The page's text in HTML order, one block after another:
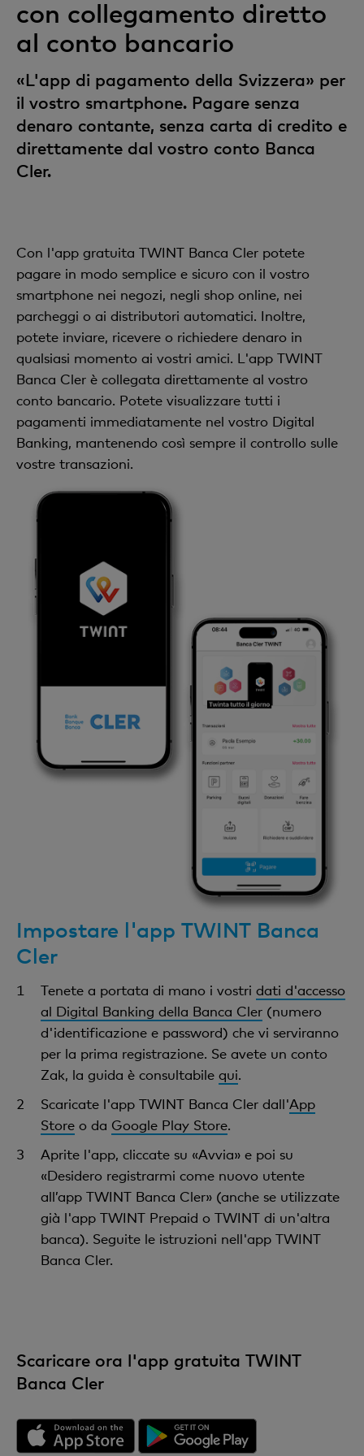
con collegamento diretto
al conto bancario
«L'app di pagamento della Svizzera» per
il vostro smartphone. Pagare senza
denaro contante, senza carta di credito e
direttamente dal vostro conto Banca
Cler.
Con l'app gratuita TWINT Banca Cler potete
pagare in modo semplice e sicuro con il vostro
smartphone nei negozi, negli shop online, nei
parcheggi o ai distributori automatici. Inoltre,
potete inviare, ricevere o richiedere denaro in
qualsiasi momento ai vostri amici. L'app TWINT
Banca Cler è collegata direttamente al vostro
conto bancario. Potete visualizzare tutti i
pagamenti immediatamente nel vostro Digital
Banking, mantenendo così sempre il controllo sulle
vostre transazioni.
Impostare l'app TWINT Banca
Cler
Tenete a portata di mano i vostri dati d'accesso
al Digital Banking della Banca Cler (numero
d'identificazione e password) che vi serviranno
per la prima registrazione. Se avete un conto
Zak, la guida è consultabile qui.
Scaricate l'app TWINT Banca Cler dall'App
Store o da Google Play Store.
Aprite l'app, cliccate su «Avvia» e poi su
«Desidero registrarmi come nuovo utente
all’app TWINT Banca Cler» (anche se utilizzate
già l'app TWINT Prepaid o TWINT di un'altra
banca). Seguite le istruzioni nell'app TWINT
Banca Cler.
Scaricare ora l'app gratuita TWINT
Banca Cler